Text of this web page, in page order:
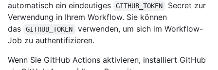
automatisch ein eindeutiges
GITHUB_TOKEN
Secret zur
Verwendung in Ihrem Workflow. Sie können
das
GITHUB_TOKEN
verwenden, um sich im Workflow-
Job zu authentifizieren.
Wenn Sie GitHub Actions aktivieren, installiert GitHub